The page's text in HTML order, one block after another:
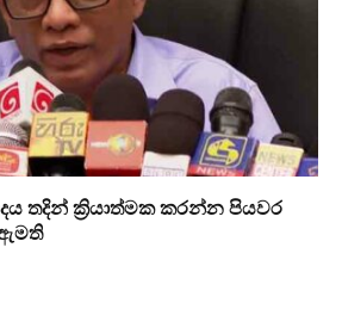
තදින් ක්‍රියාත්මක කරන්න පියවර